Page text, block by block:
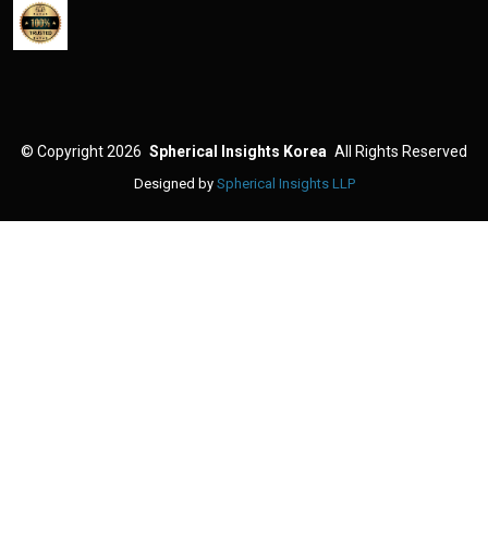
© Copyright 2026 Spherical Insights Korea All Rights Reserved
Designed by Spherical Insights LLP